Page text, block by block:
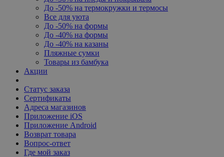
До -50% на термокружки и термосы
Все для уюта
До -50% на формы
До -40% на формы
До -40% на казаны
Пляжные сумки
Товары из бамбука
Акции
Статус заказа
Сертификаты
Адреса магазинов
Приложение iOS
Приложение Android
Возврат товара
Вопрос-ответ
Где мой заказ